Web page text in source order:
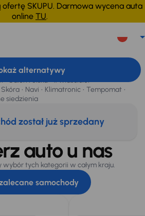
SKUPU. Darmowa wycena auta
online TU.
Salon Polska
1. Właściciel
Skóra Navi Klimatronic
Tempomat
siedzienia
został już sprzedany
alternatywy
auto u nas
tych kategorii w całym kraju.
samochody